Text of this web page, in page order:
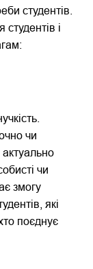
студентів.
і
чи
чи
змогу
які
поєднує